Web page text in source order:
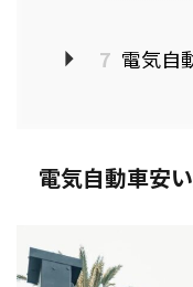
7 電気自
電気自動車安